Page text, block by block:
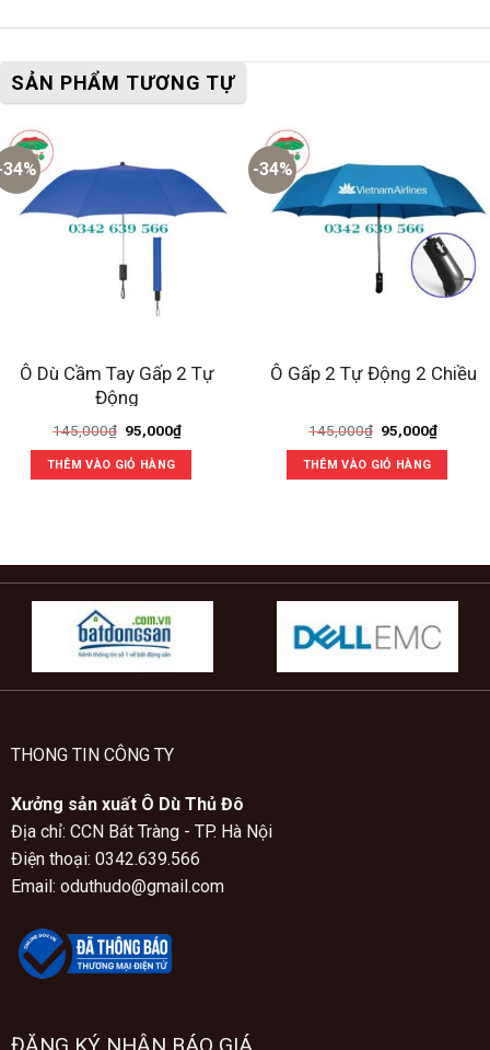
SẢN PHẨM TƯƠNG TỰ
Ô Dù Cầm Tay Gấp 2 Tự
Động
145,000₫ Giá
gốc
là:
145,000₫.
95,000₫Giá
THÊM VÀO GIỎ HÀNG
-34%
Ô Gấp 2 Tự Động 2 Chiều
145,000₫ Giá
gốc
là:
145,000₫.
95,000₫Giá
THÊM VÀO GIỎ HÀNG
THONG TIN CÔNG TY
Xưởng sản xuất Ô Dù Thủ Đô
Địa chỉ: CCN Bát Tràng - TP. Hà Nội
Điện thoại: 0342.639.566
Email: oduthudo@gmail.com